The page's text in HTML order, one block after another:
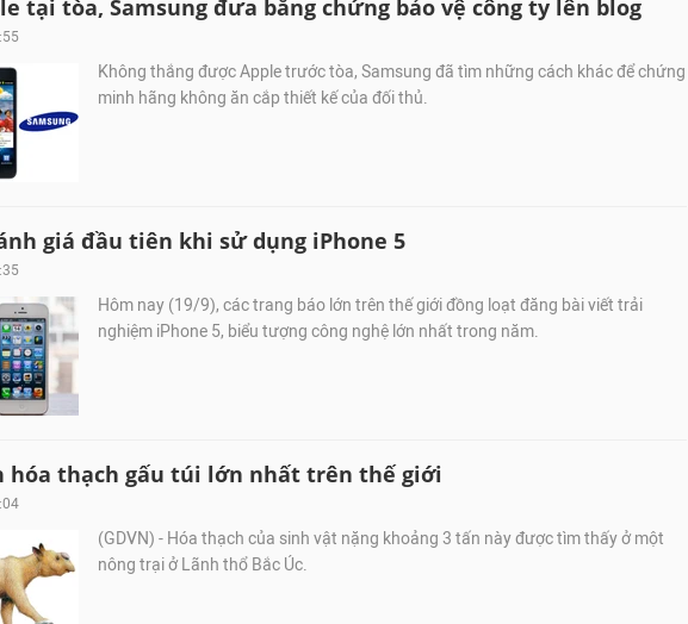
tại tòa, Samsung đưa bằng chứng bảo vệ công ty lên blog
Không thắng được Apple trước tòa, Samsung đã tìm những cách khác để chứng
minh hãng không ăn cắp thiết kế của đối thủ.
giá đầu tiên khi sử dụng iPhone 5
Hôm nay (19/9), các trang báo lớn trên thế giới đồng loạt đăng bài viết trải
nghiệm iPhone 5, biểu tượng công nghệ lớn nhất trong năm.
hóa thạch gấu túi lớn nhất trên thế giới
(GDVN) - Hóa thạch của sinh vật nặng khoảng 3 tấn này được tìm thấy ở một
nông trại ở Lãnh thổ Bắc Úc.